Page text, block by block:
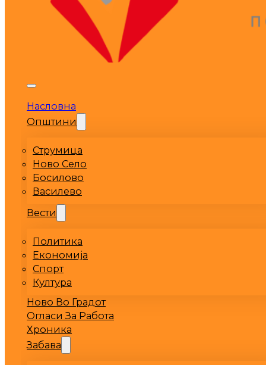
Насловна
Општини
Струмица
Ново Село
Босилово
Василево
Вести
Политика
Економија
Спорт
Култура
Ново Во Градот
Огласи За Работа
Хроника
Забава